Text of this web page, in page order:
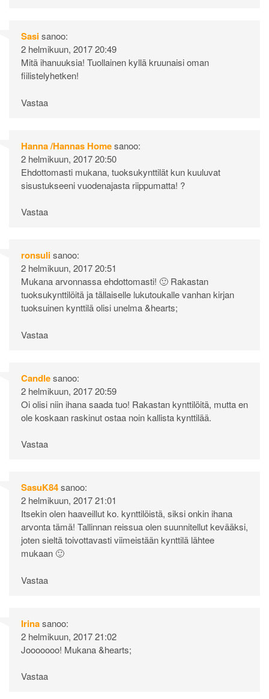
Sasisanoo:
2 helmikuun, 2017 20:49
Mitä ihanuuksia! Tuollainen kyllä kruunaisi oman
fiilistelyhetken!
Vastaa
Hanna /Hannas Homesanoo:
2 helmikuun, 2017 20:50
Ehdottomasti mukana, tuoksukynttilät kun kuuluvat
sisustukseeni vuodenajasta riippumatta! ?
Vastaa
ronsulisanoo:
2 helmikuun, 2017 20:51
Mukana arvonnassa ehdottomasti! 🙂 Rakastan
tuoksukynttilöitä ja tällaiselle lukutoukalle vanhan kirjan
tuoksuinen kynttilä olisi unelma &hearts;
Vastaa
Candlesanoo:
2 helmikuun, 2017 20:59
Oi olisi niin ihana saada tuo! Rakastan kynttilöitä, mutta en
ole koskaan raskinut ostaa noin kallista kynttilää.
Vastaa
SasuK84sanoo:
2 helmikuun, 2017 21:01
Itsekin olen haaveillut ko. kynttilöistä, siksi onkin ihana
arvonta tämä! Tallinnan reissua olen suunnitellut kevääksi,
joten sieltä toivottavasti viimeistään kynttilä lähtee
mukaan 🙂
Vastaa
Irinasanoo:
2 helmikuun, 2017 21:02
Jooooooo! Mukana &hearts;
Vastaa